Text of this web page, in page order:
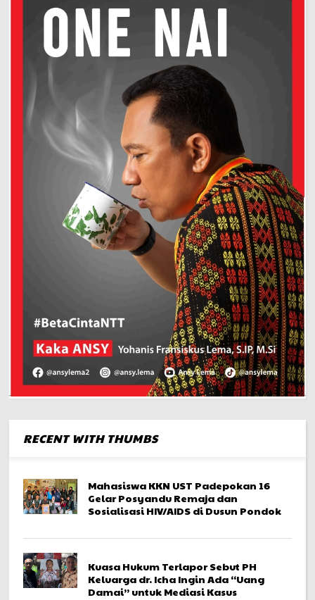
RECENT WITH THUMBS
Mahasiswa KKN UST Padepokan 16
Gelar Posyandu Remaja dan
Sosialisasi HIV/AIDS di Dusun Pondok
Kuasa Hukum Terlapor Sebut PH
Keluarga dr. Icha Ingin Ada “Uang
Damai” untuk Mediasi Kasus